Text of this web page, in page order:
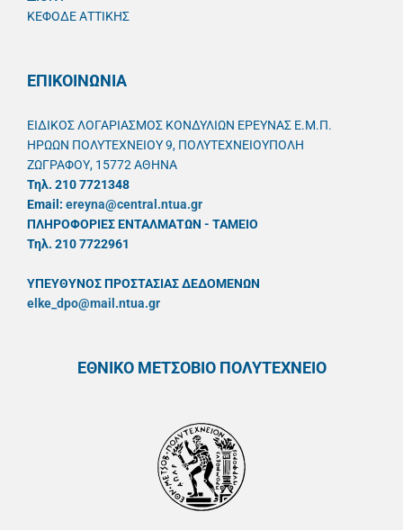
ΚΕΦΟΔΕ ΑΤΤΙΚΗΣ
ΕΠΙΚΟΙΝΩΝΙΑ
ΕΙΔΙΚΟΣ ΛΟΓΑΡΙΑΣΜΟΣ ΚΟΝΔΥΛΙΩΝ ΕΡΕΥΝΑΣ Ε.Μ.Π.
ΗΡΩΩΝ ΠΟΛΥΤΕΧΝΕΙΟΥ 9, ΠΟΛΥΤΕΧΝΕΙΟΥΠΟΛΗ
ΖΩΓΡΑΦΟΥ, 15772 ΑΘΗΝΑ
Τηλ. 210 7721348
Email: ereyna@central.ntua.gr
ΠΛΗΡΟΦΟΡΙΕΣ ΕΝΤΑΛΜΑΤΩΝ - ΤΑΜΕΙΟ
Τηλ. 210 7722961
ΥΠΕΥΘYΝΟΣ ΠΡΟΣΤΑΣΙΑΣ ΔΕΔΟΜΕΝΩΝ
elke_dpo@mail.ntua.gr
ΕΘΝΙΚΟ ΜΕΤΣΟΒΙΟ ΠΟΛΥΤΕΧΝΕΙΟ